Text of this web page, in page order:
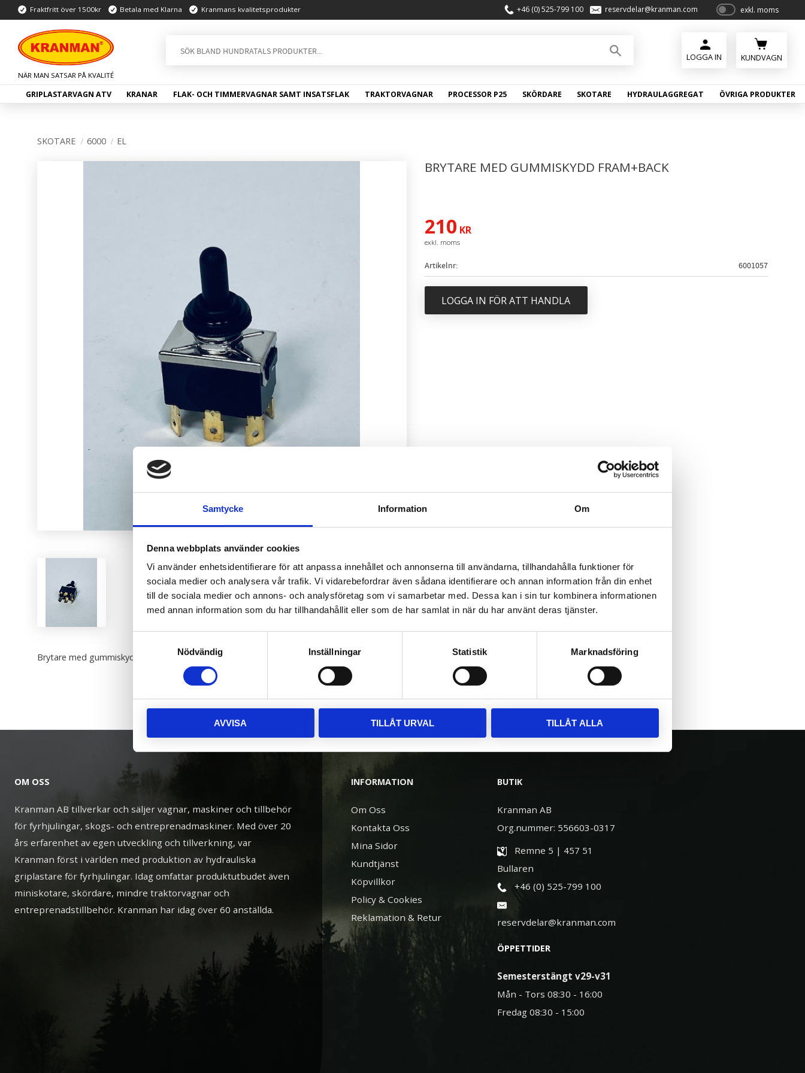
Samtycke Information Om
Denna webbplats använder cookies
Vi använder enhetsidentifierare för att anpassa innehållet och annonserna till användarna, tillhandahålla funktioner för
sociala medier och analysera vår trafik. Vi vidarebefordrar även sådana identifierare och annan information från din enhet
till de sociala medier och annons- och analysföretag som vi samarbetar med. Dessa kan i sin tur kombinera informationen
med annan information som du har tillhandahållit eller som de har samlat in när du har använt deras tjänster.
Nödvändig
Inställningar Statistik Marknadsföring
AVVISA TILLÅT URVAL TILLÅT ALLA
Fraktfritt över 1500kr Betala med Klarna Kranmans kvalitetsprodukter +46 (0) 525-799 100 reservdelar@kranman.com
P
e
vi
s
exkl. moms
KUNDVAGN
GRIPLASTARVAGN ATV KRANAR FLAK- OCH TIMMERVAGNAR SAMT INSATSFLAK TRAKTORVAGNAR PROCESSOR P25 SKÖRDARE SKOTARE HYDRAULAGGREGAT ÖVRIGA PRODUKTER
SKOTARE 6000 EL
BRYTARE MED GUMMISKYDD FRAM+BACK
210 KR
Artikelnr 6001057
LOGGA IN FÖR ATT HANDLA
Brytare med gummiskydd fram+bak (on/off/on) Bison.
OM OSS
Kranman AB tillverkar och säljer vagnar, maskiner och tillbehör
för fyrhjulingar, skogs- och entreprenadmaskiner. Med över 20
års erfarenhet av egen utveckling och tillverkning, var
Kranman först i världen med produktion av hydrauliska
griplastare för fyrhjulingar. Idag omfattar produktutbudet även
miniskotare, skördare, mindre traktorvagnar och
entreprenadstillbehör. Kranman har idag över 60 anställda.
INFORMATION
Om Oss
Kontakta Oss
Mina Sidor
Kundtjänst
Köpvillkor
Policy & Cookies
Reklamation & Retur
BUTIK
Kranman AB
Org.nummer: 556603-0317
Remne 5 | 457 51
Bullaren
+46 (0) 525-799 100
reservdelar@kranman.com
ÖPPETTIDER
Semesterstängt v29-v31
Mån - Tors 08:30 - 16:00
Fredag 08:30 - 15:00